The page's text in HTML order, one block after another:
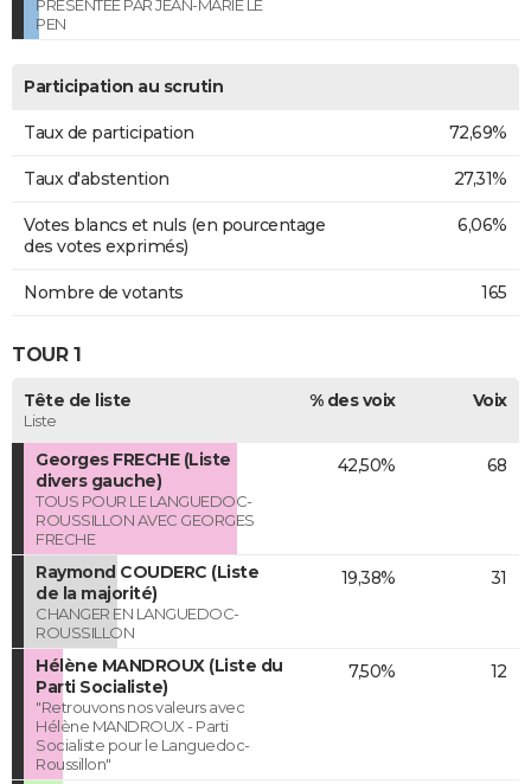
PRESENTEE PAR JEAN-MARIE LE
PEN
Participation au scrutin
Taux de participation 72,69%
Taux d'abstention 27,31%
Votes blancs et nuls (en pourcentage
des votes exprimés)
6,06%
Nombre de votants 165
TOUR 1
Tête de liste
Liste
% des voix Voix
Georges FRECHE (Liste
divers gauche)
TOUS POUR LE LANGUEDOC-
ROUSSILLON AVEC GEORGES
FRECHE
42,50% 68
Raymond COUDERC (Liste
de la majorité)
CHANGER EN LANGUEDOC-
ROUSSILLON
19,38% 31
Hélène MANDROUX (Liste du
Parti Socialiste)
"Retrouvons nos valeurs avec
Hélène MANDROUX - Parti
Socialiste pour le Languedoc-
Roussillon"
7,50% 12